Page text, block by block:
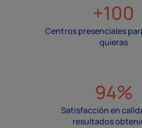
+100
Centros presenciales
quieras
94%
Satisfacción en
resultados